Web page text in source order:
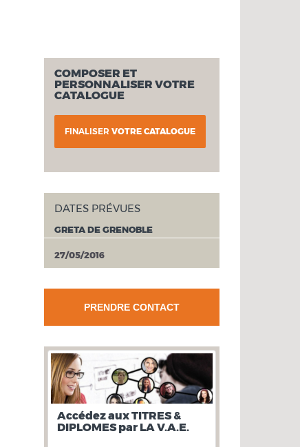
COMPOSER ET
PERSONNALISER VOTRE
CATALOGUE
FINALISER VOTRE CATALOGUE
DATES PRÉVUES
GRETA DE GRENOBLE
27/05/2016
PRENDRE CONTACT
Accédez aux TITRES &
DIPLOMES par LA V.A.E.